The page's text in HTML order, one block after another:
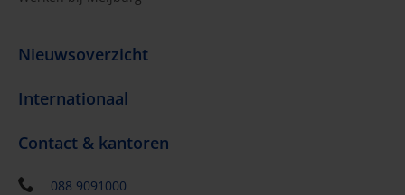
Nieuwsoverzicht
Internationaal
Contact & kantoren
088 9091000